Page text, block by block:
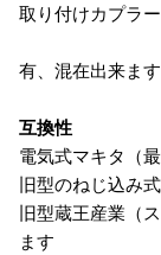
取り付けカプラ
Ａ社製・
有、混在出来ます
互換性
電気式マキタ（
旧型のねじ込み
旧型蔵王産業（
ます